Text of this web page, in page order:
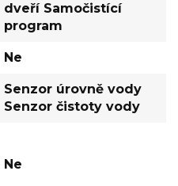
dveří Samočistící
program
Ne
Senzor úrovně vody
Senzor čistoty vody
Ne